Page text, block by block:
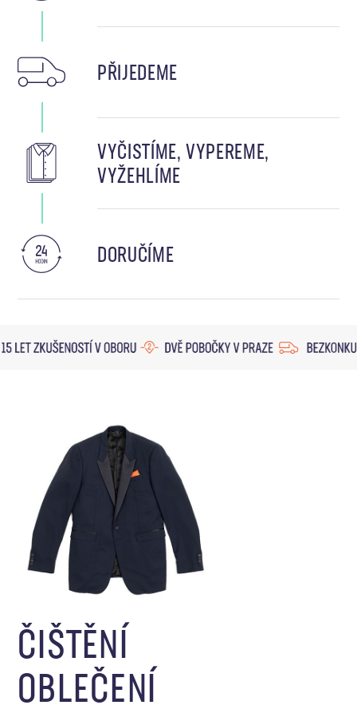
PŘIJEDEME
VYČISTÍME, VYPEREME,
VYŽEHLÍME
DORUČÍME
ČIŠTĚNÍ
OBLEČENÍ